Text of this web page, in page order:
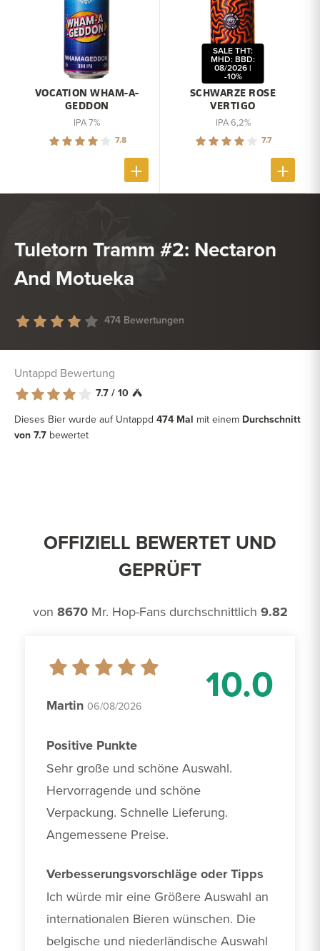
VOCATION WHAM-A-
GEDDON
IPA 7%
7.8
SCHWARZE ROSE
VERTIGO
SALE THT:
MHD: BBD:
08/2026 |
-10%
IPA 6,2%
7.7
Tuletorn Tramm #2: Nectaron
And Motueka
474 Bewertungen
Untappd Bewertung
7.7 / 10
Dieses Bier wurde auf Untappd 474 Mal mit einem Durchschnitt
von 7.7 bewertet
OFFIZIELL BEWERTET UND
GEPRÜFT
von 8670Mr. Hop-Fans durchschnittlich 9.82
10.0
Martin 06/08/2026
Positive Punkte
Sehr große und schöne Auswahl.
Hervorragende und schöne
Verpackung. Schnelle Lieferung.
Angemessene Preise.
Verbesserungsvorschläge oder Tipps
Ich würde mir eine Größere Auswahl an
internationalen Bieren wünschen. Die
belgische und niederländische Auswahl